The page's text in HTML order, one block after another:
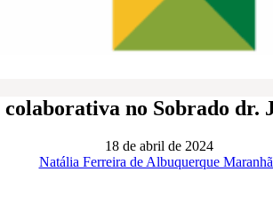
no Sobrado dr.
18 de abril de 2024
Natália Ferreira de Albuquerque